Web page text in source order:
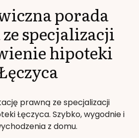
porada
specjalizacji
hipoteki
prawną ze specjalizacji
Łęczyca. Szybko, wygodnie i
z domu.